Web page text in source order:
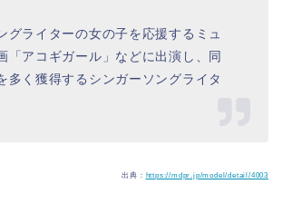
グライターの女の子を応援するミュ
「アコギガール」などに出演し、同
多く獲得するシンガーソングライタ
出典： https://mdpr.jp/model/detail/4003